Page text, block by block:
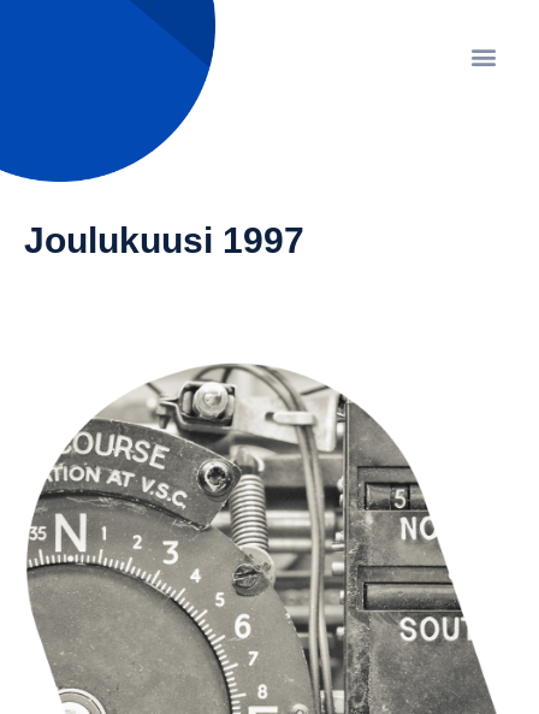
Joulukuusi 1997